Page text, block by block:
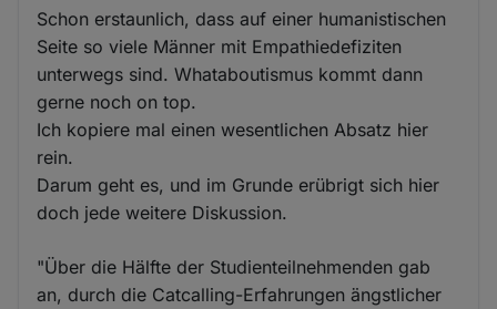
Schon erstaunlich, dass auf einer humanistischen
Seite so viele Männer mit Empathiedefiziten
unterwegs sind. Whataboutismus kommt dann
gerne noch on top.
Ich kopiere mal einen wesentlichen Absatz hier
rein.
Darum geht es, und im Grunde erübrigt sich hier
doch jede weitere Diskussion.
"Über die Hälfte der Studienteilnehmenden gab
an, durch die Catcalling-Erfahrungen ängstlicher